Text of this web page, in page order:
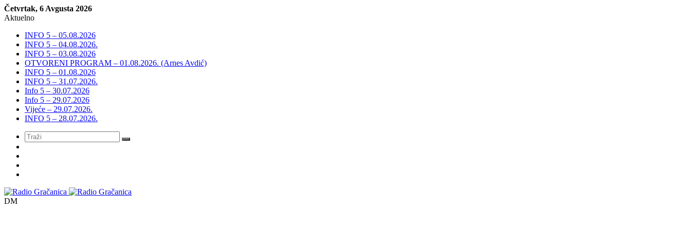
Četvrtak, 6 Avgusta 2026
Aktuelno
INFO 5 – 05.08.2026
INFO 5 – 04.08.2026.
INFO 5 – 03.08.2026
OTVORENI PROGRAM – 01.08.2026. (Arnes Avdić)
INFO 5 – 01.08.2026
INFO 5 – 31.07.2026.
Info 5 – 30.07.2026
Info 5 – 29.07.2026
Vijeće – 29.07.2026.
INFO 5 – 28.07.2026.
Meni
DM